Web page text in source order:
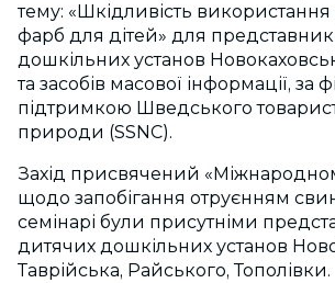
тему: «Шкідливість
фарб для дітей» для
дошкільних установ
та засобів масової інформації, за
підтримкою Шведського
природи (SSNC).
Захід присвячений
щодо запобігання отруєнням
семінарі були присутніми
дитячих дошкільних установ
Таврійська, Райського, Тополівки.